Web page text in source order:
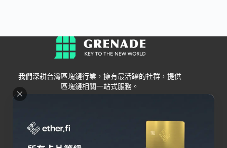
我們深耕台灣區塊鏈行業，擁有最活躍的社群，提供
區塊鏈相關一站式服務。
Grenade
關於我們
交易所